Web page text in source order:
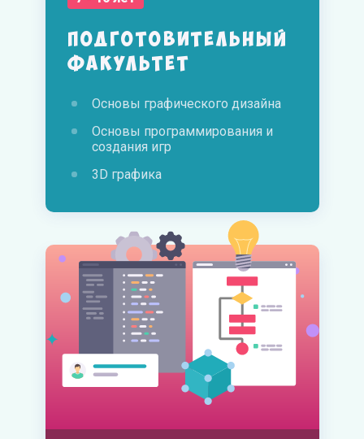
Подготовительный
факультет
Основы графического дизайна
Основы программирования и
создания игр
3D графика